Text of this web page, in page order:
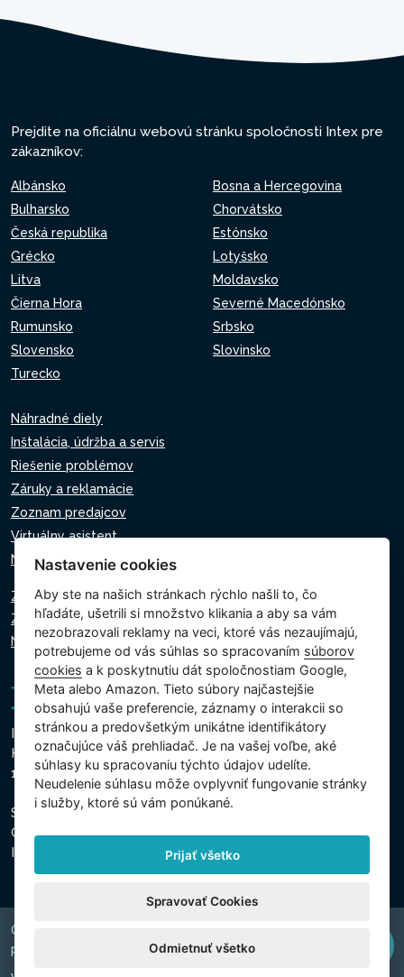
Prejdite na oficiálnu webovú stránku spoločnosti Intex pre
zákazníkov:
Albánsko
Bosna a Hercegovina
Bulharsko
Chorvátsko
Česká republika
Estónsko
Grécko
Lotyšsko
Litva
Moldavsko
Čierna Hora
Severné Macedónsko
Rumunsko
Srbsko
Slovensko
Slovinsko
Turecko
Náhradné diely
Inštalácia, údržba a servis
Riešenie problémov
Záruky a reklamácie
Zoznam predajcov
Virtuálny asistent
Napíšte nám
Zásady ochrany osobných údajov
Zásady používania súborov cookie
Nastavenie cookies
Intex Trading, s.r.o.
Hradecká 2526/3
130 00 Praha 3 - Česká republika
Spoločnosť je zapísaná na Mestskom súde v Prahe, oddiel
C, vložka 74759
IČO 26150808, DIČ CZ26150808
Copyright © 2026 INTEX TRADING s.r.o. Všechna
právavyhrazena.
Nastavenie cookies
Aby ste na našich stránkach rýchlo našli to, čo
hľadáte, ušetrili si množstvo klikania a aby sa vám
nezobrazovali reklamy na veci, ktoré vás nezaujímajú,
potrebujeme od vás súhlas so spracovaním súborov
cookies a k poskytnutiu dát spoločnostiam Google,
Meta alebo Amazon. Tieto súbory najčastejšie
obsahujú vaše preferencie, záznamy o interakcii so
stránkou a predovšetkým unikátne identifikátory
označujúce váš prehliadač. Je na vašej voľbe, aké
súhlasy ku spracovaniu týchto údajov udelíte.
Neudelenie súhlasu mȏže ovplyvniť fungovanie stránky
i služby, ktoré sú vám ponúkané.
Prijať všetko
Spravovať Cookies
Odmietnuť všetko